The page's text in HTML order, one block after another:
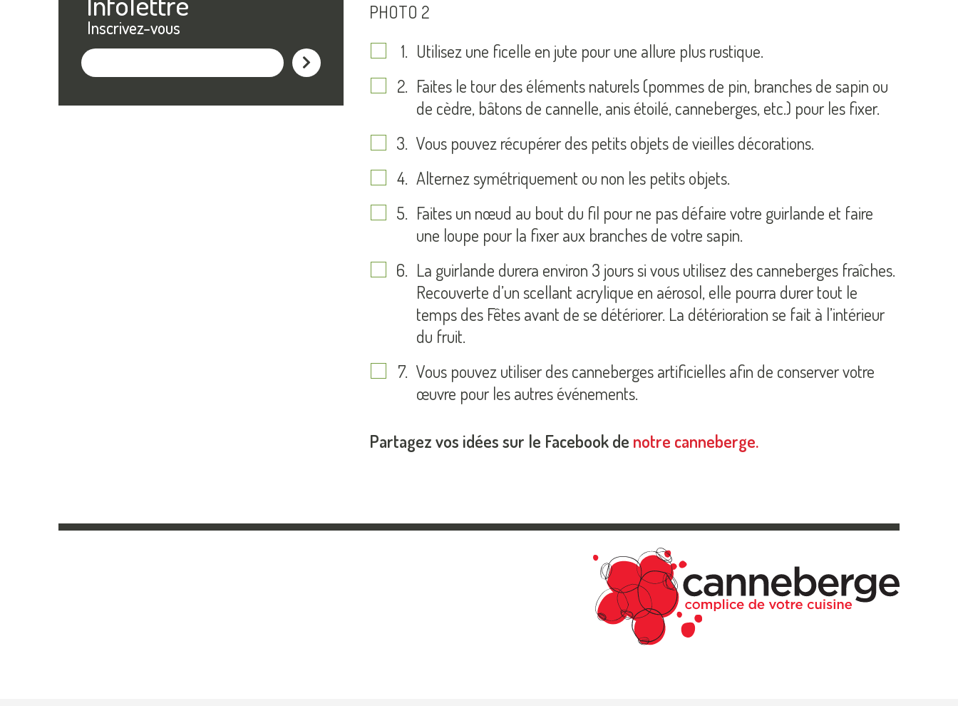
Inscrivez-vous
M'inscrire
PHOTO 2
Utilisez une ficelle en jute pour une allure plus rustique.
Faites le tour des éléments naturels (pommes de pin, branches de sapin ou
de cèdre, bâtons de cannelle, anis étoilé, canneberges, etc.) pour les fixer.
Vous pouvez récupérer des petits objets de vieilles décorations.
Alternez symétriquement ou non les petits objets.
Faites un nœud au bout du fil pour ne pas défaire votre guirlande et faire
une loupe pour la fixer aux branches de votre sapin.
La guirlande durera environ 3 jours si vous utilisez des canneberges fraîches.
Recouverte d’un scellant acrylique en aérosol, elle pourra durer tout le
temps des Fêtes avant de se détériorer. La détérioration se fait à l’intérieur
du fruit.
Vous pouvez utiliser des canneberges artificielles afin de conserver votre
œuvre pour les autres événements.
Partagez vos idées sur le Facebook de notre canneberge.